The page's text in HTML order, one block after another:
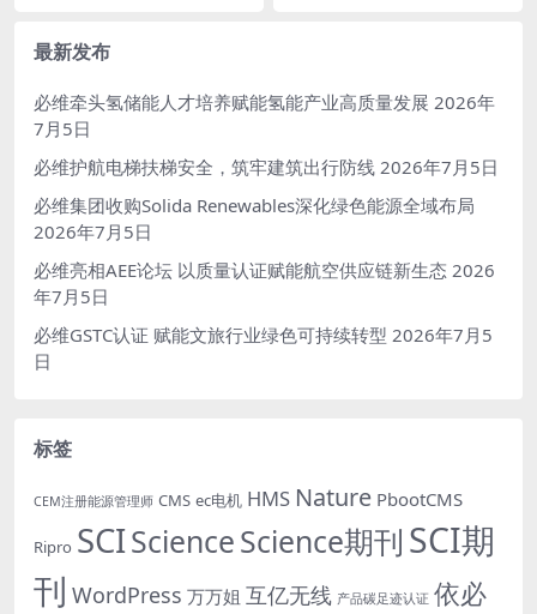
最新发布
必维牵头氢储能人才培养赋能氢能产业高质量发展 2026年
7月5日
必维护航电梯扶梯安全，筑牢建筑出行防线 2026年7月5日
必维集团收购Solida Renewables深化绿色能源全域布局
2026年7月5日
必维亮相AEE论坛 以质量认证赋能航空供应链新生态 2026
年7月5日
必维GSTC认证 赋能文旅行业绿色可持续转型 2026年7月5
日
标签
CEM注册能源管理师 CMS ec电机 HMS Nature PbootCMS
Ripro SCIScienceScience期刊 SCI期
刊 WordPress 万万姐 互亿无线 产品碳足迹认证 依必